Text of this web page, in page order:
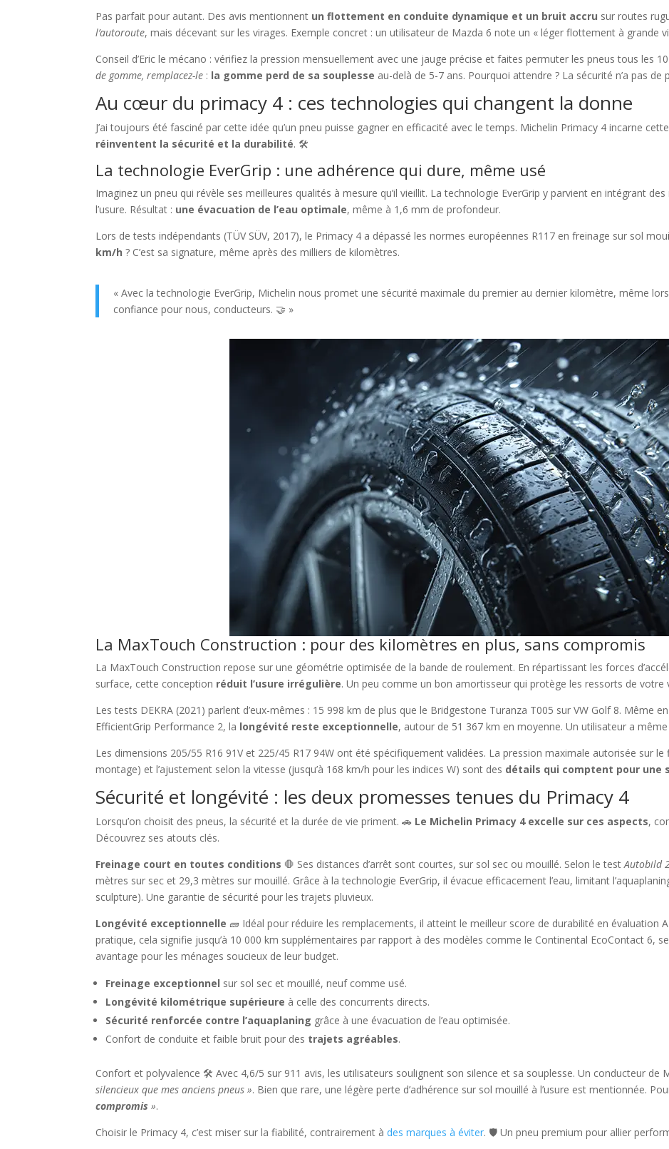
Pas parfait pour autant. Des avis mentionnent un flottement en conduite dynamique et un bruit accru sur routes
l’autoroute, mais décevant sur les virages. Exemple concret : un utilisateur de Mazda 6 note un « léger flottement à grande
Conseil d’Eric le mécano : vérifiez la pression mensuellement avec une jauge précise et faites permuter les pneus tous les
de gomme, remplacez-le : la gomme perd de sa souplesse au-delà de 5-7 ans. Pourquoi attendre ? La sécurité n’a pas de
Au cœur du primacy 4 : ces technologies qui changent la donne
J’ai toujours été fasciné par cette idée qu’un pneu puisse gagner en efficacité avec le temps. Michelin Primacy 4 incarne
réinventent la sécurité et la durabilité. 🛠️
La technologie EverGrip : une adhérence qui dure, même usé
Imaginez un pneu qui révèle ses meilleures qualités à mesure qu’il vieillit. La technologie EverGrip y parvient en intégrant
l’usure. Résultat : une évacuation de l’eau optimale, même à 1,6 mm de profondeur.
Lors de tests indépendants (TÜV SÜV, 2017), le Primacy 4 a dépassé les normes européennes R117 en freinage sur sol
km/h ? C’est sa signature, même après des milliers de kilomètres.
« Avec la technologie EverGrip, Michelin nous promet une sécurité maximale du premier au dernier kilomètre, même
confiance pour nous, conducteurs. 🤝 »
La MaxTouch Construction : pour des kilomètres en plus, sans compromis
La MaxTouch Construction repose sur une géométrie optimisée de la bande de roulement. En répartissant les forces
surface, cette conception réduit l’usure irrégulière. Un peu comme un bon amortisseur qui protège les ressorts de votre
Les tests DEKRA (2021) parlent d’eux-mêmes : 15 998 km de plus que le Bridgestone Turanza T005 sur VW Golf 8. Même
EfficientGrip Performance 2, la longévité reste exceptionnelle, autour de 51 367 km en moyenne. Un utilisateur a
Les dimensions 205/55 R16 91V et 225/45 R17 94W ont été spécifiquement validées. La pression maximale autorisée sur
montage) et l’ajustement selon la vitesse (jusqu’à 168 km/h pour les indices W) sont des détails qui comptent pour une
Sécurité et longévité : les deux promesses tenues du Primacy 4
Lorsqu’on choisit des pneus, la sécurité et la durée de vie priment. 🚗 Le Michelin Primacy 4 excelle sur ces aspects,
Découvrez ses atouts clés.
Freinage court en toutes conditions 🛑 Ses distances d’arrêt sont courtes, sur sol sec ou mouillé. Selon le testAutobild
mètres sur sec et 29,3 mètres sur mouillé. Grâce à la technologie EverGrip, il évacue efficacement l’eau, limitant
sculpture). Une garantie de sécurité pour les trajets pluvieux.
Longévité exceptionnelle 🧱 Idéal pour réduire les remplacements, il atteint le meilleur score de durabilité en évaluation
pratique, cela signifie jusqu’à 10 000 km supplémentaires par rapport à des modèles comme le Continental EcoContact 6,
avantage pour les ménages soucieux de leur budget.
Freinage exceptionnel sur sol sec et mouillé, neuf comme usé.
Longévité kilométrique supérieure à celle des concurrents directs.
Sécurité renforcée contre l’aquaplaning grâce à une évacuation de l’eau optimisée.
Confort de conduite et faible bruit pour des trajets agréables.
Confort et polyvalence 🛠️ Avec 4,6/5 sur 911 avis, les utilisateurs soulignent son silence et sa souplesse. Un conducteur de
silencieux que mes anciens pneus ». Bien que rare, une légère perte d’adhérence sur sol mouillé à l’usure est mentionnée.
compromis ».
Choisir le Primacy 4, c’est miser sur la fiabilité, contrairement àdes marques à éviter. 🛡️ Un pneu premium pour allier